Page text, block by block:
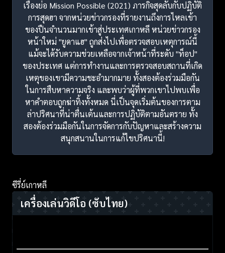
เรื่องย่อ Mission Possible (2021) ภารกิจสุดลับกับปฏิบัติ
การสุดฮา จากหน่วยข่าวกรองที่รายงานถึงการไหลเข้า
ของปืนจำนวนมากเข้าสู่ประเทศเกาหลี หน่วยข่าวกรอง
หน้าใหม่ "ยูดาแฮ" ถูกส่งไปเพื่อตรวจสอบเหตุการณ์นี้
แม้จะได้รับความช่วยเหลือจากเจ้าหน้าที่ระดับ "ท็อป"
ของประเทศ แต่การทำงานและการตรวจสอบสถานที่เกิด
เหตุของเขามีความชะอำมากมาย ทั้งสองต้องร่วมมือกัน
ในการสืบหาความจริง และพบว่าผู้ที่พวกเขาไปพบเพื่อ
หาคำตอบถูกฆ่าทิ้งทั้งหมด นี่เป็นจุดเริ่มต้นของการตาม
ล่าปริศนาที่น่าตื่นเต้นและการปฏิบัติตามอันตราย ทั้ง
สองต้องร่วมมือกันในการจัดการกับปัญหาและสร้างความ
สนุกสนานในการแก้ไขปริศนานี้!
ซีรี่ย์เกาหลี
เครื่องเล่นวิดีโอ (ซับไทย)